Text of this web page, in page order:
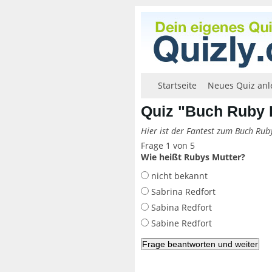
Startseite Neues Quiz
Quiz "Buch Ruby
Hier ist der Fantest zum Buch
Frage 1 von 5
Wie heißt Rubys Mutter?
nicht bekannt
Sabrina Redfort
Sabina Redfort
Sabine Redfort